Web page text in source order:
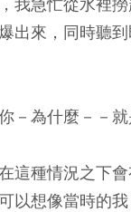
出來，同時聽
－為什麼－－
這種情況之下
以想像當時的